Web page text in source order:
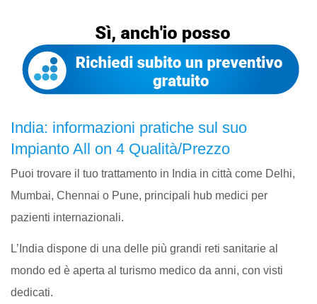
India: informazioni pratiche sul suo
Impianto All on 4 Qualità/Prezzo
Puoi trovare il tuo trattamento in India in città come Delhi,
Mumbai, Chennai o Pune, principali hub medici per
pazienti internazionali.
L’India dispone di una delle più grandi reti sanitarie al
mondo ed è aperta al turismo medico da anni, con visti
dedicati.